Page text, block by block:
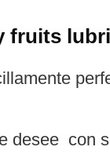
desee con